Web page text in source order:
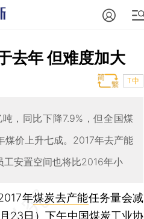
去年 但难度加大
T中
，同比下降7.9%，但全国煤
煤价上升七成。2017年去产能
安置空间也将比2016年小
年煤炭去产能任务量会减
23日）下午中国煤炭工业协